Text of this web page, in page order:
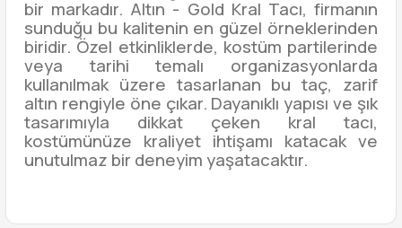
bir markadır. Altın - Gold Kral Tacı, firmanın
sunduğu bu kalitenin en güzel örneklerinden
biridir. Özel etkinliklerde, kostüm partilerinde
veya tarihi temalı organizasyonlarda
kullanılmak üzere tasarlanan bu taç, zarif
altın rengiyle öne çıkar. Dayanıklı yapısı ve şık
tasarımıyla dikkat çeken kral tacı,
kostümünüze kraliyet ihtişamı katacak ve
unutulmaz bir deneyim yaşatacaktır.